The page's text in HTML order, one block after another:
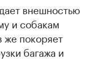
внешностью
и собакам
же покоряет
багажа и